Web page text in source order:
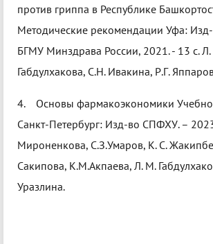
против гриппа в Республике
Методические рекомендации Уфа:
БГМУ Минздрава России, 2021. - 13 с.
Габдулхакова, С.Н. Ивакина, Р.Г.
4. Основы фармакоэкономики
Санкт-Петербург: Изд-во СПФХУ. –
Мироненкова, С.З.Умаров, К. С.
Сакипова, К.М.Акпаева, Л. М.
Уразлина.